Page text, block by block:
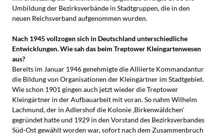
Umbildung der Bezirksverbände in Stadtgruppen, die in den
neuen Reichsverband aufgenommen wurden.
Nach 1945 vollzogen sich in Deutschland unterschiedliche
Entwicklungen. Wie sah das beim Treptower Kleingartenwesen
aus?
Bereits im Januar 1946 genehmigte die Alliierte Kommandantur
die Bildung von Organisationen der Kleingärtner im Stadtgebiet.
Wie schon 1901 gingen auch jetzt wieder die Treptower
Kleingärtner in der Aufbauarbeit mit voran. So nahm Wilhelm
Lachmund, der in Adlershof die Kolonie ‚Birkenwäldchen’
gegründet hatte und 1929 in den Vorstand des Bezirksverbandes
Süd-Ost gewählt worden war, sofort nach dem Zusammenbruch